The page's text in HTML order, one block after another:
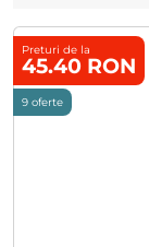
Preturi de la
45.40 RON
9 oferte